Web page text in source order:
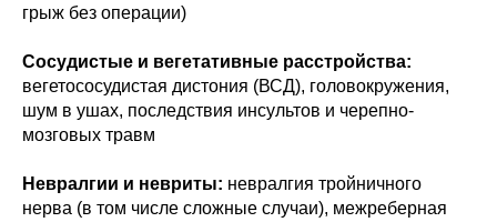
грыж без операции)
Сосудистые и вегетативные расстройства:
вегетососудистая дистония (ВСД), головокружения,
шум в ушах, последствия инсультов и черепно-
мозговых травм
Невралгии и невриты: невралгия тройничного
нерва (в том числе сложные случаи), межреберная